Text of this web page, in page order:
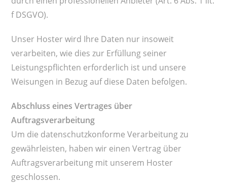
f DSGVO).
Unser Hoster wird Ihre Daten nur insoweit
verarbeiten, wie dies zur Erfüllung seiner
Leistungspflichten erforderlich ist und unsere
Weisungen in Bezug auf diese Daten befolgen.
Abschluss eines Vertrages über
Auftragsverarbeitung
Um die datenschutzkonforme Verarbeitung zu
gewährleisten, haben wir einen Vertrag über
Auftragsverarbeitung mit unserem Hoster
geschlossen.